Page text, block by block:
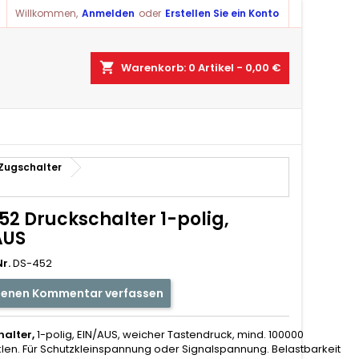
Willkommen, Anmelden oder Erstellen Sie ein Konto
shopping_cart Warenkorb: 0 Artikel - 0,00 €
Druckschalter 1-polig,
DS-452
Kommentar verfassen
1-polig, EIN/AUS, weicher Tastendruck, mind. 100000
Für Schutzkleinspannung oder Signalspannung. Belastbarkeit